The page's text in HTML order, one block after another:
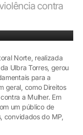
contra
Norte, realizada
Ulbra Torres, gerou
para a
geral, como Direitos
a Mulher. Em
um público de
convidados do MP,